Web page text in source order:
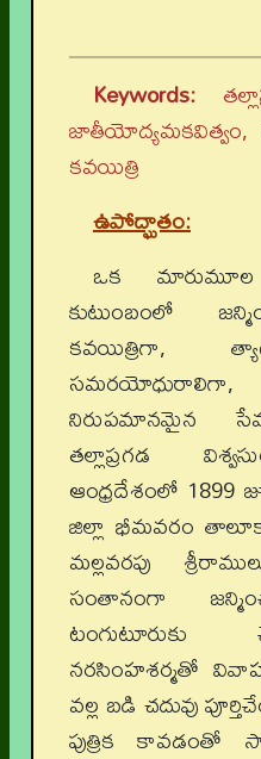
Keywords:
జాతీయోద్యమకవిత్వం,
కవయిత్రి
ఉపోద్ఘాతం:
ఒక
కుటుంబంలో
కవయిత్రిగా,
నిరుపమానమైన
తల్లాప్రగడ
ఆంధ్రదేశంలో 1899
జిల్లా భీమవరం
మల్లవరపు
సంతానంగా
టంగుటూరుకు
నరసింహశర్మతో
వల్ల బడి చదువు
పుత్రిక కావడంతో